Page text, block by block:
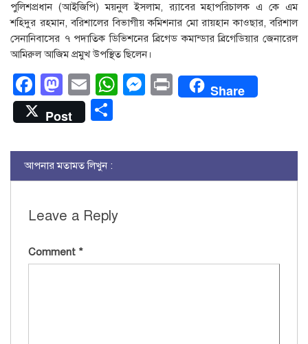
পুলিশপ্রধান (আইজিপি) ময়নুল ইসলাম, র‌্যাবের মহাপরিচালক এ কে এম
শহিদুর রহমান, বরিশালের বিভাগীয় কমিশনার মো রায়হান কাওছার, বরিশাল
সেনানিবাসের ৭ পদাতিক ডিভিশনের ব্রিগেড কমান্ডার ব্রিগেডিয়ার জেনারেল
আমিরুল আজিম প্রমুখ উপস্থিত ছিলেন।
Facebook
Mastodon
EmailWhatsApp
Messenger
PrintShare
Post
আপনার মতামত লিখুন :
Leave a Reply
Comment *